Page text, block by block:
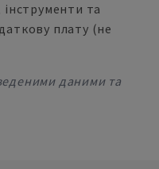
інструменти та
плату (не
даними та